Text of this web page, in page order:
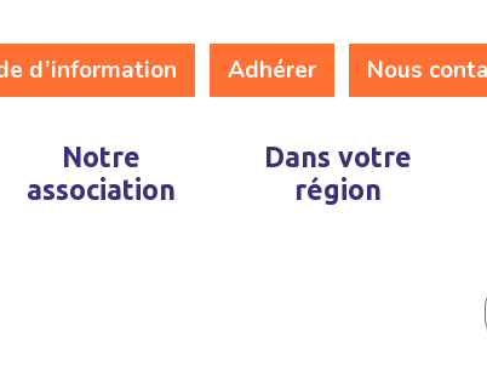
d’information Adhérer Nous
Notre
association
Dans votre
région